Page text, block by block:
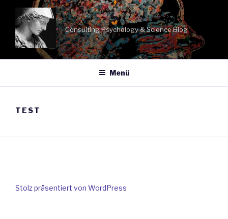
Inhalt
springen
Consulting Psychology & Science Blog
Menü
TEST
Stolz präsentiert von WordPress